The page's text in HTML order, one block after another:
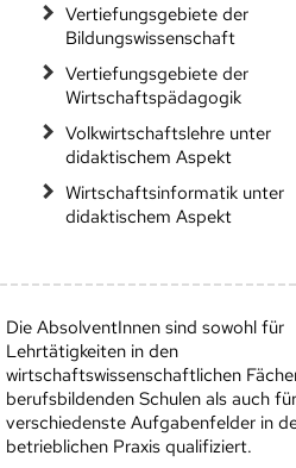
Vertiefungsgebiete der
Bildungswissenschaft
Vertiefungsgebiete der
Wirtschaftspädagogik
Volkwirtschaftslehre unter
didaktischem Aspekt
Wirtschaftsinformatik unter
didaktischem Aspekt
Die AbsolventInnen sind sowohl für
Lehrtätigkeiten in den
wirtschaftswissenschaftlichen
berufsbildenden Schulen als auch
verschiedenste Aufgabenfelder in
betrieblichen Praxis qualifiziert.